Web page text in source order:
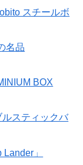
スチールボ
名品
BOX
スティックバ
」